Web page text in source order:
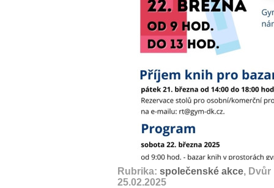
Rubrika: společenské akce, Dvůr
25.02.2025